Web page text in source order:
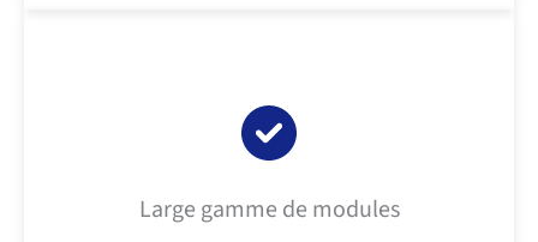
Large gamme de modules